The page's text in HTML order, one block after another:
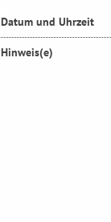
Datum und Uhrzeit
Hinweis(e)